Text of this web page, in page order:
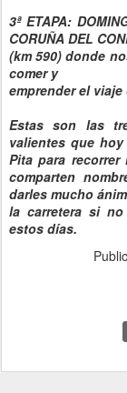
3ª ETAPA:
CORUÑA DEL
(km 590)donde
comer y
emprender el viaje
Estas son las
valientes que
Pita para
comparten
darles mucho
la carretera si
estos días.